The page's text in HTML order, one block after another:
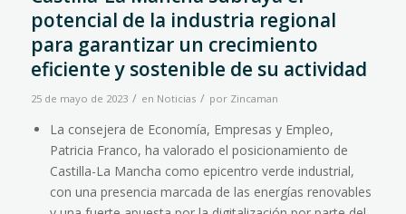
potencial de la industria regional
para garantizar un crecimiento
eficiente y sostenible de su actividad
25 de mayo de 2023 / en Noticias / por Zincaman
La consejera de Economía, Empresas y Empleo,
Patricia Franco, ha valorado el posicionamiento de
Castilla-La Mancha como epicentro verde industrial,
con una presencia marcada de las energías renovables